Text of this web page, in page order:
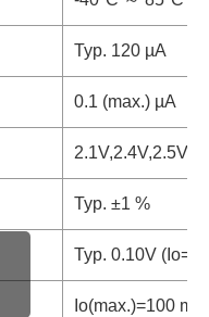
Typ. 120 µA
0.1 (max.) µA
Typ. ±1 %
Typ. 0.10V
Io(max.)=100 mA